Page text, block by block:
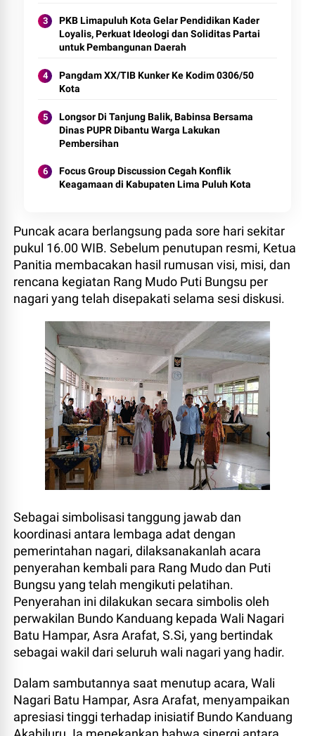
PKB Limapuluh Kota Gelar Pendidikan Kader
Loyalis, Perkuat Ideologi dan Soliditas Partai
untuk Pembangunan Daerah
Pangdam XX/TIB Kunker Ke Kodim 0306/50
Kota
Longsor Di Tanjung Balik, Babinsa Bersama
Dinas PUPR Dibantu Warga Lakukan
Pembersihan
Focus Group Discussion Cegah Konflik
Keagamaan di Kabupaten Lima Puluh Kota
Puncak acara berlangsung pada sore hari sekitar
pukul 16.00 WIB. Sebelum penutupan resmi, Ketua
Panitia membacakan hasil rumusan visi, misi, dan
rencana kegiatan Rang Mudo Puti Bungsu per
nagari yang telah disepakati selama sesi diskusi.
Sebagai simbolisasi tanggung jawab dan
koordinasi antara lembaga adat dengan
pemerintahan nagari, dilaksanakanlah acara
penyerahan kembali para Rang Mudo dan Puti
Bungsu yang telah mengikuti pelatihan.
Penyerahan ini dilakukan secara simbolis oleh
perwakilan Bundo Kanduang kepada Wali Nagari
Batu Hampar, Asra Arafat, S.Si, yang bertindak
sebagai wakil dari seluruh wali nagari yang hadir.
Dalam sambutannya saat menutup acara, Wali
Nagari Batu Hampar, Asra Arafat, menyampaikan
apresiasi tinggi terhadap inisiatif Bundo Kanduang